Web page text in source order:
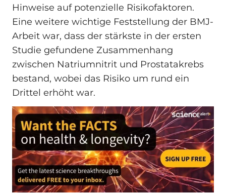
Hinweise auf potenzielle Risikofaktoren.
Eine weitere wichtige Feststellung der BMJ-
Arbeit war, dass der stärkste in der ersten
Studie gefundene Zusammenhang
zwischen Natriumnitrit und Prostatakrebs
bestand, wobei das Risiko um rund ein
Drittel erhöht war.